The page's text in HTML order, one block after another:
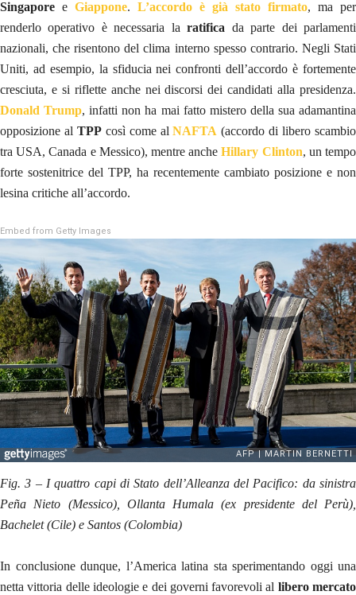
Singapore e Giappone. L’accordo è già stato firmato, ma per
renderlo operativo è necessaria laratifica da parte dei parlamenti
nazionali, che risentono del clima interno spesso contrario. Negli Stati
Uniti, ad esempio, la sfiducia nei confronti dell’accordo è fortemente
cresciuta, e si riflette anche nei discorsi dei candidati alla presidenza.
Donald Trump, infatti non ha mai fatto mistero della sua adamantina
opposizione al TPPcosì come alNAFTA (accordo di libero scambio
tra USA, Canada e Messico), mentre ancheHillary Clinton, un tempo
forte sostenitrice del TPP, ha recentemente cambiato posizione e non
lesina critiche all’accordo.
Embed from Getty Images
Fig. 3 – I quattro capi di Stato dell’Alleanza del Pacifico: da sinistra
Peña Nieto (Messico), Ollanta Humala (ex presidente del Perù),
Bachelet (Cile) e Santos (Colombia)
In conclusione dunque, l’America latina sta sperimentando oggi una
netta vittoria delle ideologie e dei governi favorevoli al libero mercato